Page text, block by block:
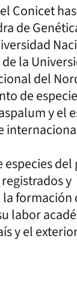
Conicet
de
la
del
de
y el
del
y
formación
labor
y el